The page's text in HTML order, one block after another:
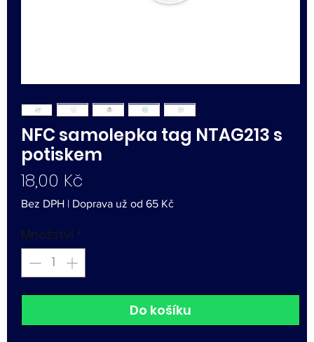
NFC samolepka tag NTAG213 s
potiskem
18,00 Kč
Bez DPH | Doprava už od 65 Kč
Množství *
Do košíku